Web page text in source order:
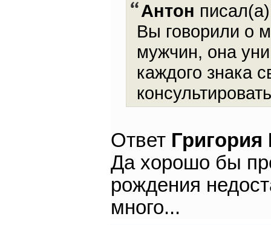
Антон
Вы говорили о
мужчин, она
каждого знака
Ответ
Да хорошо бы
рождения
много...